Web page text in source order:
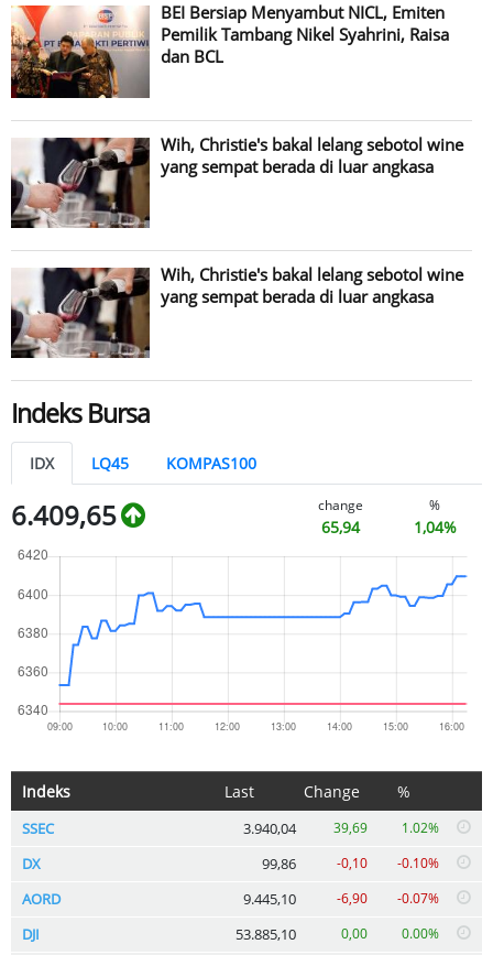
BEI Bersiap Menyambut NICL, Emiten
Pemilik Tambang Nikel Syahrini, Raisa
dan BCL
Wih, Christie's bakal lelang sebotol wine
yang sempat berada di luar angkasa
Wih, Christie's bakal lelang sebotol wine
yang sempat berada di luar angkasa
Indeks Bursa
IDX LQ45 KOMPAS100
6.409,65 change
65,94
%
1,04%
Indeks Last Change %
SSEC 3.940,04 39,69 1.02%
DX 99,86 -0,10 -0.10%
AORD 9.445,10 -6,90 -0.07%
DJI 53.885,10 0,00 0.00%